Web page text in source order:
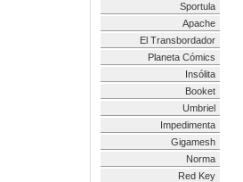
Sportula
Apache
El Transbordador
Planeta Cómics
Insólita
Booket
Umbriel
Impedimenta
Gigamesh
Norma
Red Key